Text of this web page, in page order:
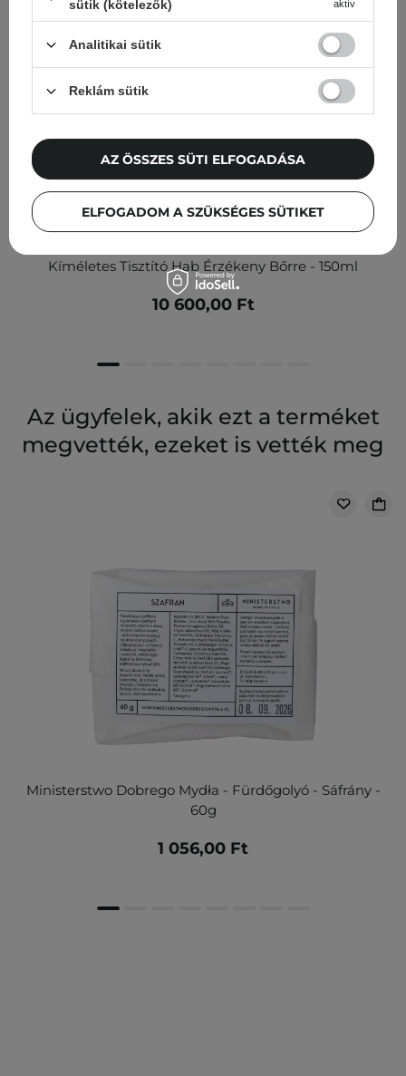
Kíméletes Tisztító Hab Érzékeny Bőrre - 150ml
10 600,00 Ft
Az ügyfelek, akik ezt a terméket
megvették, ezeket is vették meg
Ministerstwo Dobrego Mydła - Fürdőgolyó - Sáfrány -
60g
1 056,00 Ft
sütik (kötelezők) aktív
Analitikai sütik
Reklám sütik
ELFOGADOM A SZÜKSÉGES SÜTIKET
AZ ÖSSZES SÜTI ELFOGADÁSA